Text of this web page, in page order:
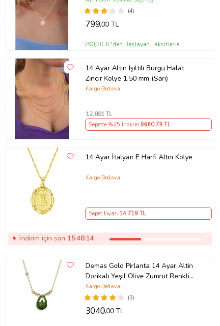
hediyesi, geçmiş olsun hediyesi, altın
kolye, kız arkadaş hediyesi, hediye
altın kolye
(4)
799,00 TL
290,30 TL'den Başlayan Taksitlerle
14 Ayar Altın Işıltılı Burgu Halat
Zincir Kolye 1.50 mm (Sarı)
Kargo Bedava
12.881TL
Sepette %25 İndirim 9660,79 TL
14 Ayar İtalyan E Harfi Altın Kolye
Kargo Bedava
Sepet Fiyatı 14.719TL
İndirim için son 15:48:14
Demas Gold Pirlanta 14 Ayar Altin
Dorikalı Yeşıl Olive Zumrut Renkli
Damla Taşlı Kolye (Sarı)
(3)
Kargo Bedava
3040,00 TL